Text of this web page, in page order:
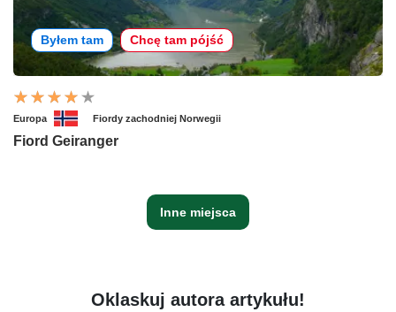
Byłem tam Chcę tam pójść
Europa Fiordy zachodniej Norwegii
Fiord Geiranger
Inne miejsca
Oklaskuj autora artykułu!